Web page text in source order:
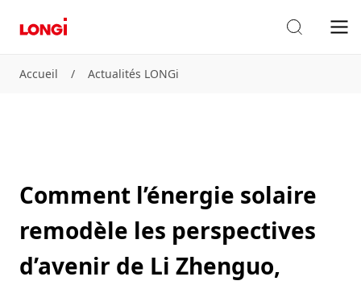
Accueil / Actualités LONGi
Comment l’énergie solaire
remodèle les perspectives
d’avenir de Li Zhenguo,